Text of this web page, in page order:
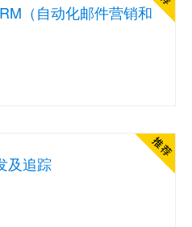
（自动化邮件营销和
及追踪